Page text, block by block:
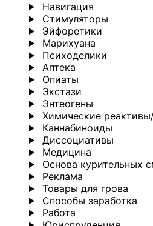
Навигация
Стимуляторы
Эйфоретики
Марихуана
Психоделики
Аптека
Опиаты
Экстази
Энтеогены
Химические
Каннабиноиды
Диссоциативы
Медицина
Основа курительных
Реклама
Товары для грова
Способы заработка
Работа